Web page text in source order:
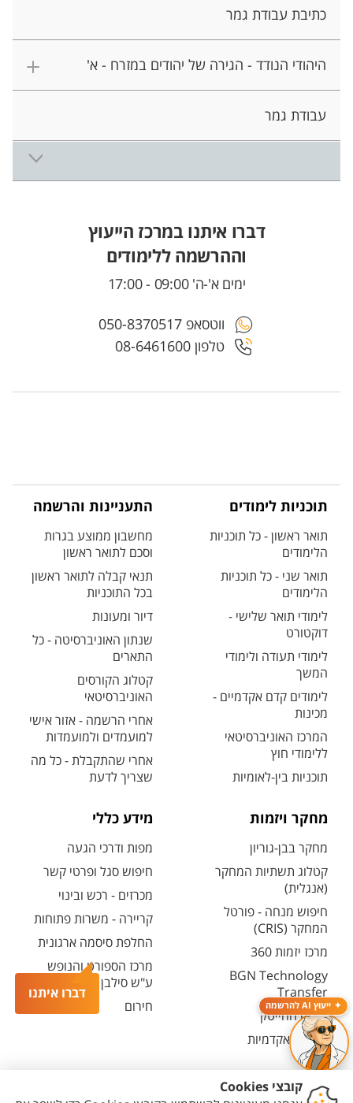
דברו איתנו
ייעוץ AI להרשמה
כתיבת עבודת גמר
היהודי הנודד - הגירה של יהודים במזרח - א'
עבודת גמר
דברו איתנו במרכז הייעוץ
וההרשמה ללימודים
ימים א'-ה' 09:00 - 17:00
טלפון 08-6461600
ווטסאפ 050-8370517
תוכניות לימודים
תואר ראשון - כל תוכניות
הלימודים
תואר שני - כל תוכניות
הלימודים
לימודי תואר שלישי -
דוקטורט
לימודי תעודה ולימודי
המשך
לימודים קדם אקדמיים -
מכינות
המרכז האוניברסיטאי
ללימודי חוץ
תוכניות בין-לאומיות
התעניינות והרשמה
מחשבון ממוצע בגרות
וסכם לתואר ראשון
תנאי קבלה לתואר ראשון
בכל התוכניות
דיור ומעונות
שנתון האוניברסיטה - כל
התארים
קטלוג הקורסים
האוניברסיטאי
אחרי הרשמה - אזור אישי
למועמדים ולמועמדות
אחרי שהתקבלת - כל מה
שצריך לדעת
מחקר ויזמות
מחקר בבן-גוריון
קטלוג תשתיות המחקר
(אנגלית)
חיפוש מנחה - פורטל
המחקר (CRIS)
מרכז יזמות 360
BGN Technology
Transfer
פארק ההייטק
משרות אקדמיות
מידע כללי
מפות ודרכי הגעה
חיפוש סגל ופרטי קשר
מכרזים - רכש ובינוי
קריירה - משרות פתוחות
החלפת סיסמה ארגונית
מרכז הספורט והנופש
ע"ש סילבן אדמס
חירום